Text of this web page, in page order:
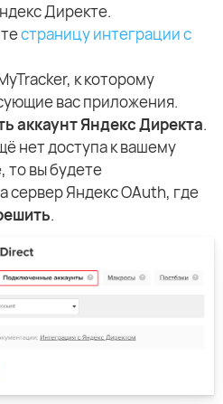
Директе.
страницу интеграции с
к которому
вас приложения.
аккаунт Яндекс Директа.
нет доступа к вашему
то вы будете
сервер Яндекс OAuth, где
.